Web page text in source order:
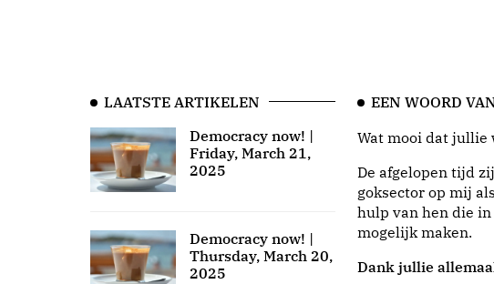
LAATSTE ARTIKELEN
Democracy now! |
Friday, March 21,
2025
Democracy now! |
Thursday, March 20,
2025
EEN WOORD
Wat mooi dat jullie
De afgelopen tijd
goksector op mij
hulp van hen die
mogelijk maken.
Dank jullie